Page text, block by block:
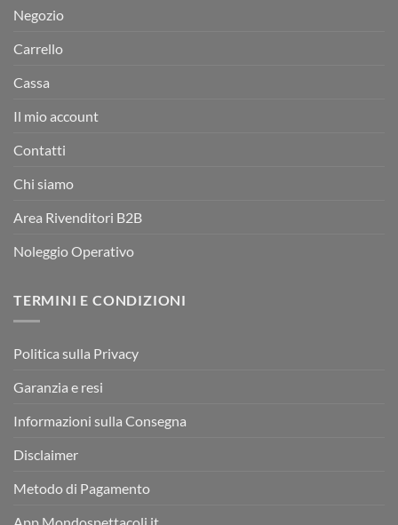
Negozio
Carrello
Cassa
Il mio account
Contatti
Chi siamo
Area Rivenditori B2B
Noleggio Operativo
TERMINI E CONDIZIONI
Politica sulla Privacy
Garanzia e resi
Informazioni sulla Consegna
Disclaimer
Metodo di Pagamento